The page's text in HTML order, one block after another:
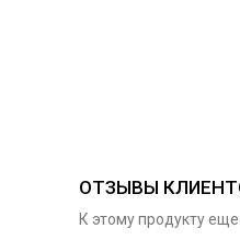
ОТЗЫВЫ
К этому продукту